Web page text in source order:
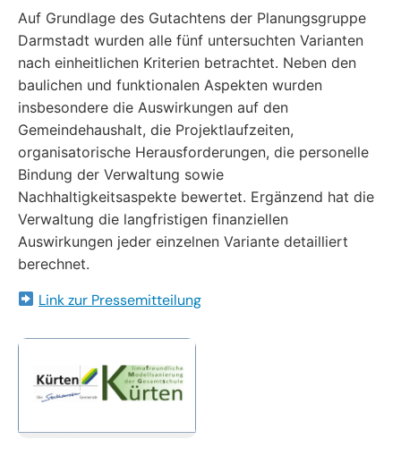
Auf Grundlage des Gutachtens der Planungsgruppe
Darmstadt wurden alle fünf untersuchten Varianten
nach einheitlichen Kriterien betrachtet. Neben den
baulichen und funktionalen Aspekten wurden
insbesondere die Auswirkungen auf den
Gemeindehaushalt, die Projektlaufzeiten,
organisatorische Herausforderungen, die personelle
Bindung der Verwaltung sowie
Nachhaltigkeitsaspekte bewertet. Ergänzend hat die
Verwaltung die langfristigen finanziellen
Auswirkungen jeder einzelnen Variante detailliert
berechnet.
Link zur Pressemitteilung